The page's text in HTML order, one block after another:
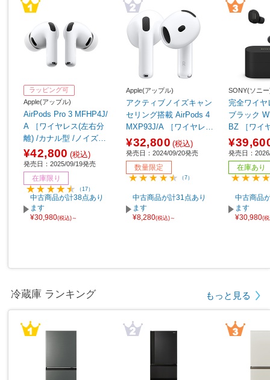
ラッピング可
Apple(アップル)
AirPods Pro 3 MFHP4J/
A ［ワイヤレス(左右分
離) /カナル型 /ノイズキ
ャンセリング対応 /Bluet
ooth対応］
¥42,800 (税込)
発売日：2025/09/19発売
在庫限り
（17）
中古商品が計38点あり
ます
¥30,980(税込)～
Apple(アップル)
アクティブノイズキャン
セリング搭載 AirPods 4
MXP93J/A ［ワイヤレス
(左右分離) /インナーイヤ
ー型 /ノイズキャンセリ
ング対応 /Bluetooth対
応］ 【sof001】
¥32,800 (税込)
発売日：2024/09/20発売
数量限定
（7）
中古商品が計31点あり
ます
¥8,280(税込)～
SONY(ソニ
完全ワイ
ブラック
BZ ［ワイ
離) /カナル
ャンセリ
ooth対応］
発売日：
在庫あり
中古商品
ます
¥30,980(
冷蔵庫 ランキング もっと見る